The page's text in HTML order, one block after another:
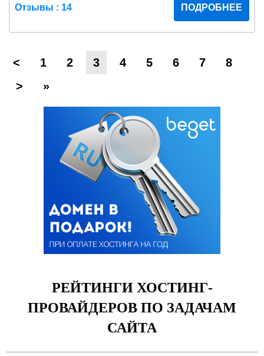
Отзывы : 14 ПОДРОБНЕЕ
< 1 2 3 4 5 6 7
8
>
»
РЕЙТИНГИ ХОСТИНГ-
ПРОВАЙДЕРОВ ПО ЗАДАЧАМ
САЙТА